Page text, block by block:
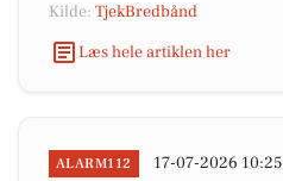
Kilde: TjekBredbånd
Læs hele artiklen her
ALARM112 17-07-2026 10:25